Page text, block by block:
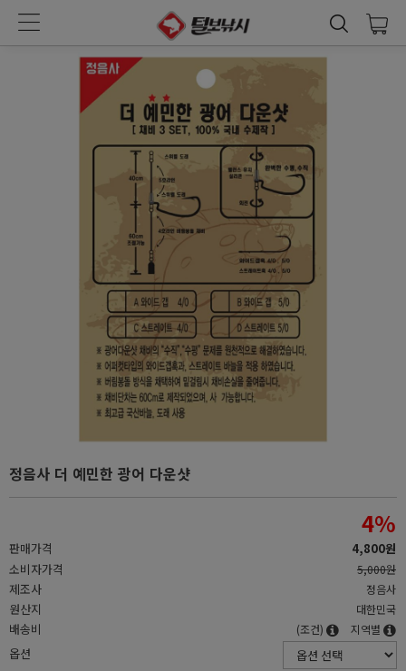
정음사 더 예민한 광어 다운샷
판매가격
4%
4,800원
소비자가격
5,000원
제조사 정음사
원산지 대한민국
배송비 (조건) 지역별
옵션